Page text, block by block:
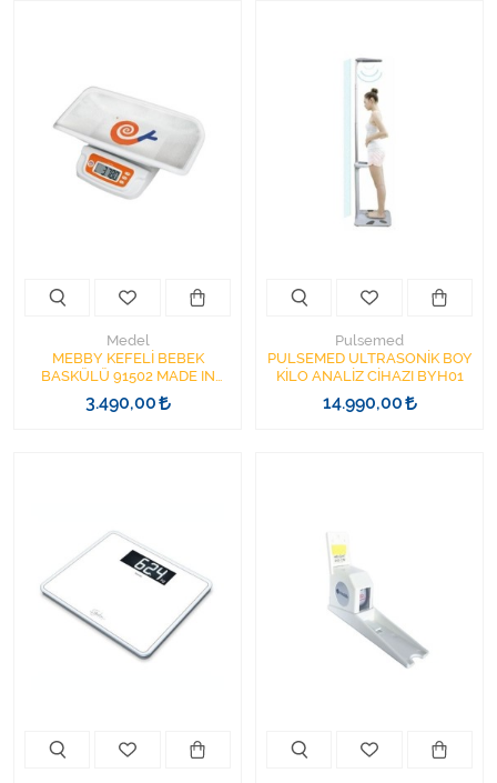
Medel
MEBBY KEFELİ BEBEK
BASKÜLÜ 91502 MADE IN
ITALY
3.490,00
Pulsemed
PULSEMED ULTRASONİK BOY
KİLO ANALİZ CİHAZI BYH01
14.990,00